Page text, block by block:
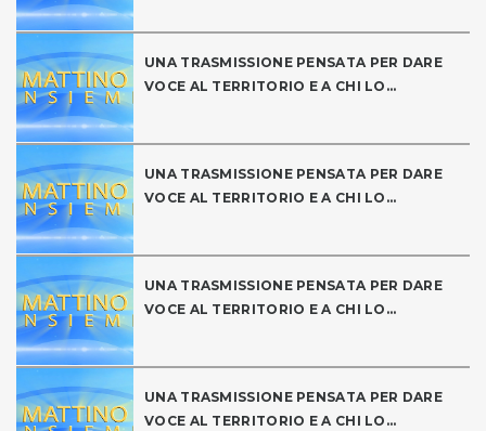
UNA TRASMISSIONE PENSATA PER DARE
VOCE AL TERRITORIO E A CHI LO...
UNA TRASMISSIONE PENSATA PER DARE
VOCE AL TERRITORIO E A CHI LO...
UNA TRASMISSIONE PENSATA PER DARE
VOCE AL TERRITORIO E A CHI LO...
UNA TRASMISSIONE PENSATA PER DARE
VOCE AL TERRITORIO E A CHI LO...